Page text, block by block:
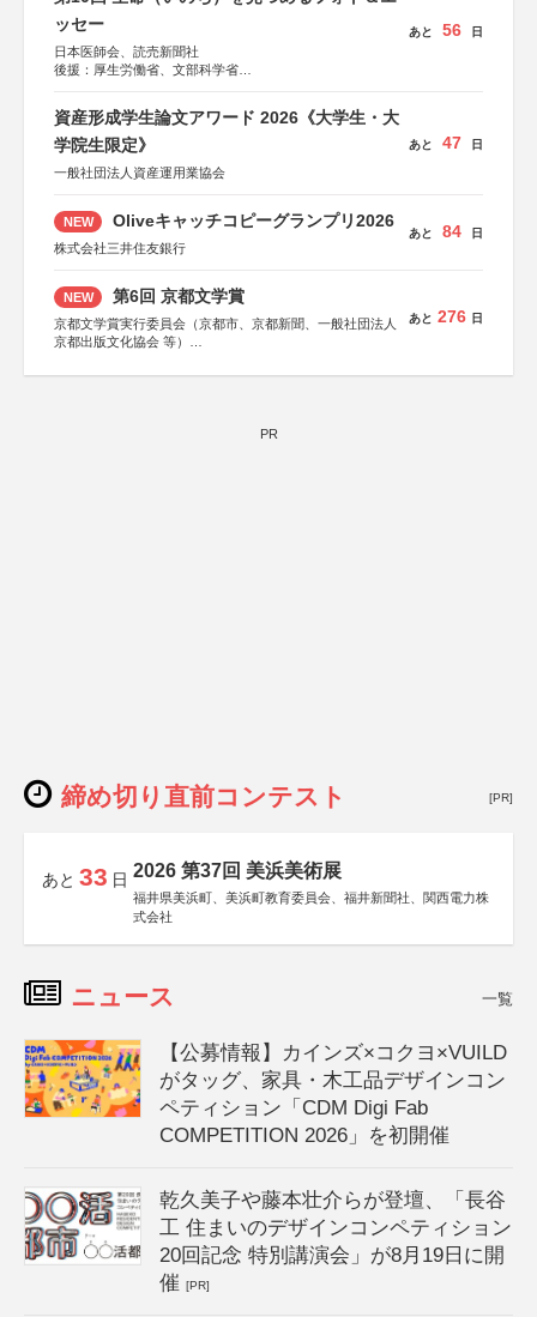
ッセー
日本医師会、読売新聞社
後援：厚生労働省、文部科学省
しん生命保険株式会社
あと 56 日
資産形成学生論文アワード 2026《大学生・大
学院生限定》
一般社団法人資産運用業協会
あと 47 日
NEW Oliveキャッチコピーグランプリ2026
株式会社三井住友銀行
あと 84 日
NEW 第6回 京都文学賞
京都文学賞実行委員会（京都市、京都新聞、一般社団法人
京都出版文化協会 等）
KADOKAWA、河出書房新社、幻冬舎、講談社、光文社、
あと 276 日
PR
締め切り直前コンテスト [PR]
あと 33 日 2026 第37回 美浜美術展
福井県美浜町、美浜町教育委員会、福井新聞社、関西電力株
式会社
ニュース 一覧
【公募情報】カインズ×コクヨ×VUILD
がタッグ、家具・木工品デザインコン
ペティション「CDM Digi Fab
COMPETITION 2026」を初開催
乾久美子や藤本壮介らが登壇、「長谷
工 住まいのデザインコンペティション
20回記念 特別講演会」が8月19日に開
催[PR]